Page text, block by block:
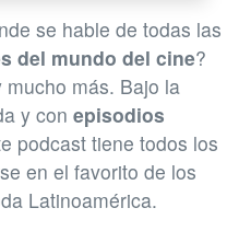
se hable de todas las
del mundo del cine?
más. Bajo la
y con episodios
podcast tiene todos los
en el favorito de los
Latinoamérica.